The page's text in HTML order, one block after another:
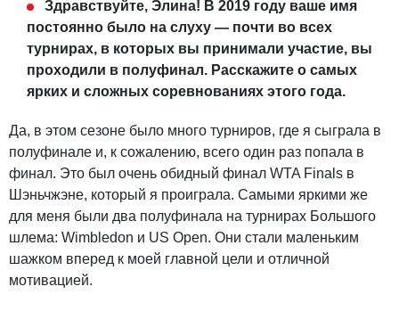
Здравствуйте, Элина! В 2019 году ваше имя
постоянно было на слуху ― почти во всех
турнирах, в которых вы принимали участие, вы
проходили в полуфинал. Расскажите о самых
ярких и сложных соревнованиях этого года.
Да, в этом сезоне было много турниров, где я сыграла в
полуфинале и, к сожалению, всего один раз попала в
финал. Это был очень обидный финал WTA Finals в
Шэньчжэне, который я проиграла. Самыми яркими же
для меня были два полуфинала на турнирах Большого
шлема: Wimbledon и US Open. Они стали маленьким
шажком вперед к моей главной цели и отличной
мотивацией.